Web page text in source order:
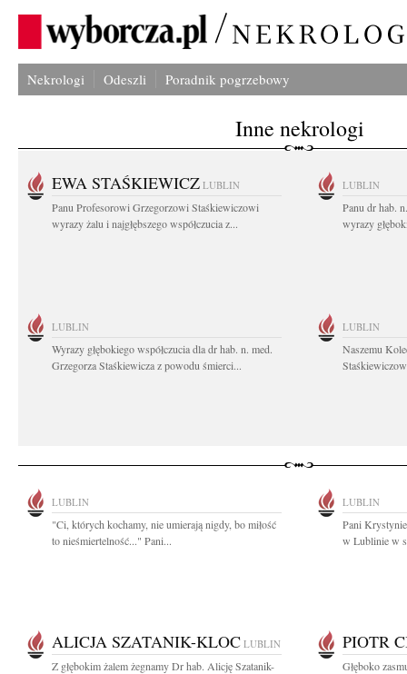
Nekrologi Odeszli Poradnik pogrzebowy
Inne nekrologi
EWA STAŚKIEWICZ LUBLIN
Panu Profesorowi Grzegorzowi Staśkiewiczowi
wyrazy żalu i najgłębszego współczucia z...
LUBLIN
Panu dr hab.
wyrazy
LUBLIN
Wyrazy głębokiego współczucia dla dr hab. n. med.
Grzegorza Staśkiewicza z powodu śmierci...
LUBLIN
Naszemu
LUBLIN
"Ci, których kochamy, nie umierają nigdy, bo miłość
to nieśmiertelność..." Pani...
LUBLIN
Pani
w Lublinie w
ALICJA SZATANIK-KLOC LUBLIN
Z głębokim żalem żegnamy Dr hab. Alicję Szatanik-
PIOTR
Głęboko